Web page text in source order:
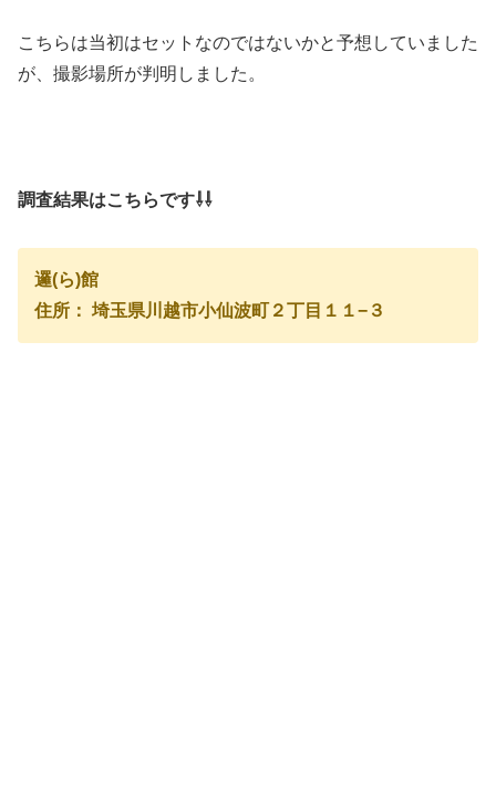
こちらは当初はセットなのではないかと予想していました
が、撮影場所が判明しました。
調査結果はこちらです⇩⇩
邏(ら)館
住所： 埼玉県川越市小仙波町２丁目１１−３